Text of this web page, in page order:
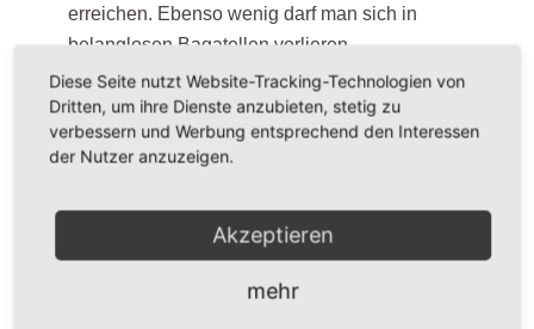
erreichen. Ebenso wenig darf man sich in
belanglosen Bagatellen verlieren.
Zusammenfassung
Die Ivy-Lee-Methode hilft, die Zeit im (Berufs-)Alltag
einfach in der Handhabe und vielleicht ist das ja das
entscheidende Argument, das dafür spricht: Alles,
was benötigt wird, sind fünf Minuten Zeit, ein Stift und
Diese Seite nutzt Website-Tracking-Technologien von
Dritten, um ihre Dienste anzubieten, stetig zu
verbessern und Werbung entsprechend den Interessen
der Nutzer anzuzeigen.
Akzeptieren
mehr